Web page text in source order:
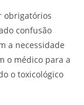
obrigatórios
confusão
a necessidade
o médico para a
o toxicológico